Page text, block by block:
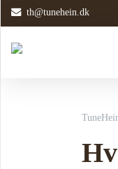
th@tunehein.dk